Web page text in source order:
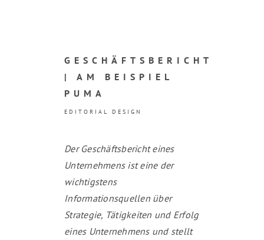
GESCHÄFTSBERICHT
| AM BEISPIEL
PUMA
EDITORIAL DESIGN
Der Geschäftsbericht eines
Unternehmens ist eine der
wichtigstens
Informationsquellen über
Strategie, Tätigkeiten und Erfolg
eines Unternehmens und stellt